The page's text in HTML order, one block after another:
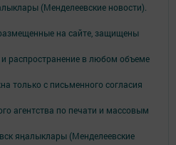
(Менделеевские новости).
на сайте, защищены
и распространение в любом объеме
только с письменного согласия
агентства по печати и массовым
яӊалыклары (Менделеевские